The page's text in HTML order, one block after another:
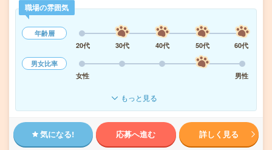
職場の雰囲気
年齢層
20代
30代 40代 50代
60代
男女比率
女性
男性
もっと見る
気になる! 応募へ進む 詳しく見る